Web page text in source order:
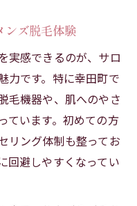
い脱毛体験談
コツとは
びのポイント解説
するための比較法
得の脱毛を実現
ンズ脱毛の実力
ンズ脱毛体験
実感できるのが、サロ
力です。特に幸田町で
毛機器や、肌へのやさ
ています。初めての方
リング体制も整ってお
回避しやすくなってい